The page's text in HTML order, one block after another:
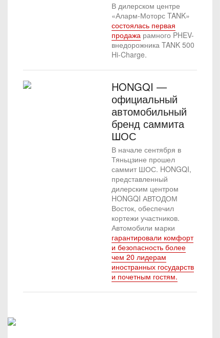
В дилерском центре
«Аларм-Моторс TANK»
состоялась первая
продажа рамного PHEV-
внедорожника TANK 500
Hi-Charge.
HONGQI —
официальный
автомобильный
бренд саммита
ШОС
В начале сентября в
Тяньцзине прошел
саммит ШОС. HONGQI,
представленный
дилерским центром
HONGQI АВТОДОМ
Восток, обеспечил
кортежи участников.
Автомобили марки
гарантировали комфорт
и безопасность более
чем 20 лидерам
иностранных государств
и почетным гостям.